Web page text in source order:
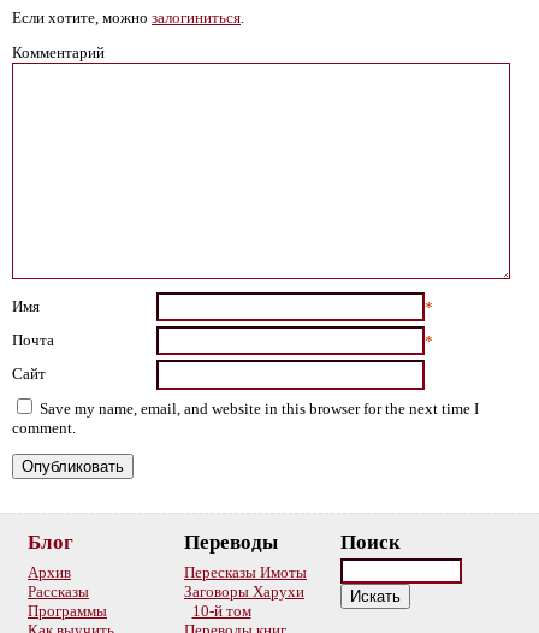
Если хотите, можно залогиниться
Комментарий
Имя
*
Почта
*
Сайт
Save my name, email, and website in this browser for the next time I
comment.
Блог
Архив
Рассказы
Программы
Как выучить
Переводы
Пересказы Имоты
Заговоры Харухи
10-й том
Переводы книг
Поиск